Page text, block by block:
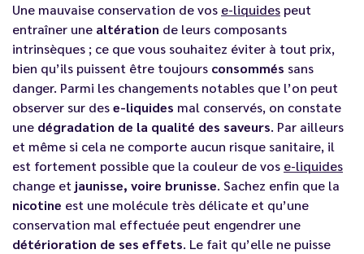
Une mauvaise conservation de vos e-liquides peut
entraîner une altération de leurs composants
intrinsèques ; ce que vous souhaitez éviter à tout prix,
bien qu’ils puissent être toujours consommés sans
danger. Parmi les changements notables que l’on peut
observer sur dese-liquides mal conservés, on constate
une dégradation de la qualité des saveurs. Par ailleurs
et même si cela ne comporte aucun risque sanitaire, il
est fortement possible que la couleur de vos e-liquides
change et jaunisse, voire brunisse. Sachez enfin que la
nicotine est une molécule très délicate et qu’une
conservation mal effectuée peut engendrer une
détérioration de ses effets. Le fait qu’elle ne puisse